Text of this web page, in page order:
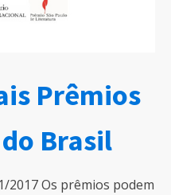
Prêmios
Brasil
2017 Os prêmios podem